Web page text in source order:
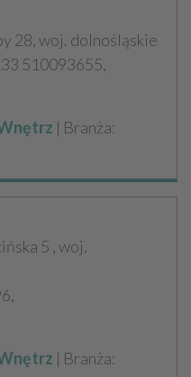
28, woj. dolnośląskie
510093655,
| Branża:
5 , woj.
| Branża: